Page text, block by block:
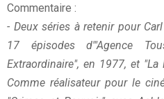
Commentaire :
- Deux séries à retenir pour
17 épisodes d'"Agence
Extraordinaire", en 1977, et
Comme réalisateur pour le